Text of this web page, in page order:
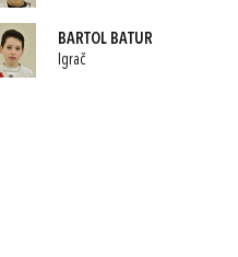
BARTOL BATUR
Igrač